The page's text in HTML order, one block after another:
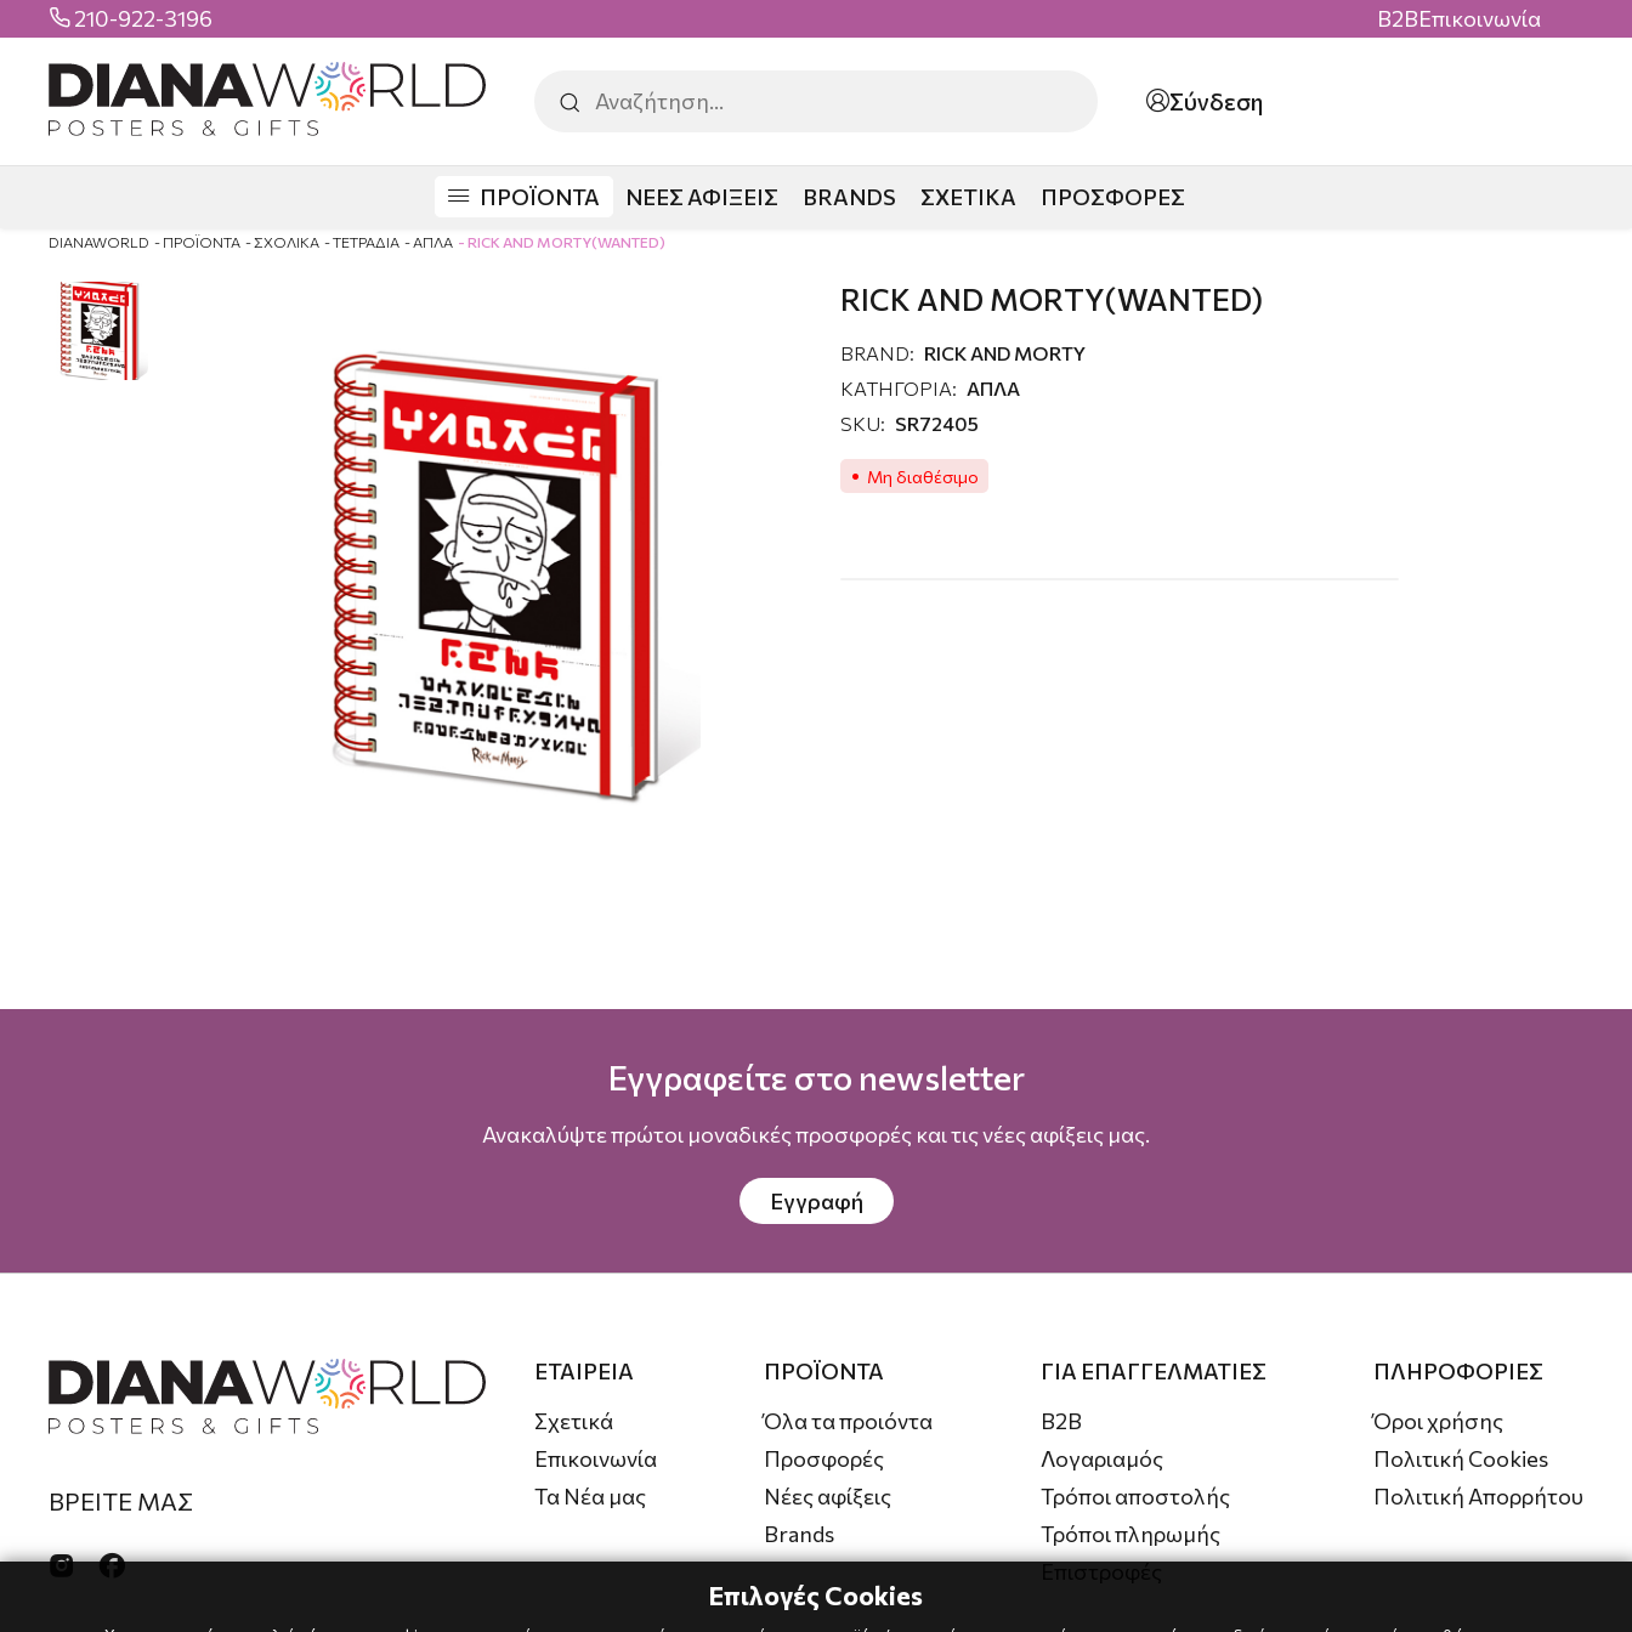
 210-922-3196 B2BΕπικοινωνία
Σύνδεση
ΠΡΟΪΟΝΤΑ ΝΕΕΣ ΑΦΙΞΕΙΣ BRANDS ΣΧΕΤΙΚΑ ΠΡΟΣΦΟΡΕΣ
DIANAWORLD ΠΡΟΪΟΝΤΑ ΣΧΟΛΙΚΑ ΤΕΤΡΑΔΙΑ ΑΠΛΑ RICK AND MORTY(WANTED)
RICK AND MORTY(WANTED)
BRAND: RICK AND MORTY
ΚΑΤΗΓΟΡΙΑ: ΑΠΛΑ
SKU: SR72405
Μη διαθέσιμο
Εγγραφείτε στο newsletter
Ανακαλύψτε πρώτοι μοναδικές προσφορές και τις νέες αφίξεις μας.
Εγγραφή
ΒΡΕΙΤΕ ΜΑΣ
 
ΕΤΑΙΡΕΙΑ
Σχετικά
Επικοινωνία
Τα Νέα μας
ΠΡΟΪΟΝΤΑ
Όλα τα προιόντα
Προσφορές
Νέες αφίξεις
Brands
ΓΙΑ ΕΠΑΓΓΕΛΜΑΤΙΕΣ
B2B
Λογαριαμός
Τρόποι αποστολής
Τρόποι πληρωμής
ΠΛΗΡΟΦΟΡΙΕΣ
Όροι χρήσης
Πολιτική Cookies
Πολιτική Απορρήτου
Επιλογές Cookies